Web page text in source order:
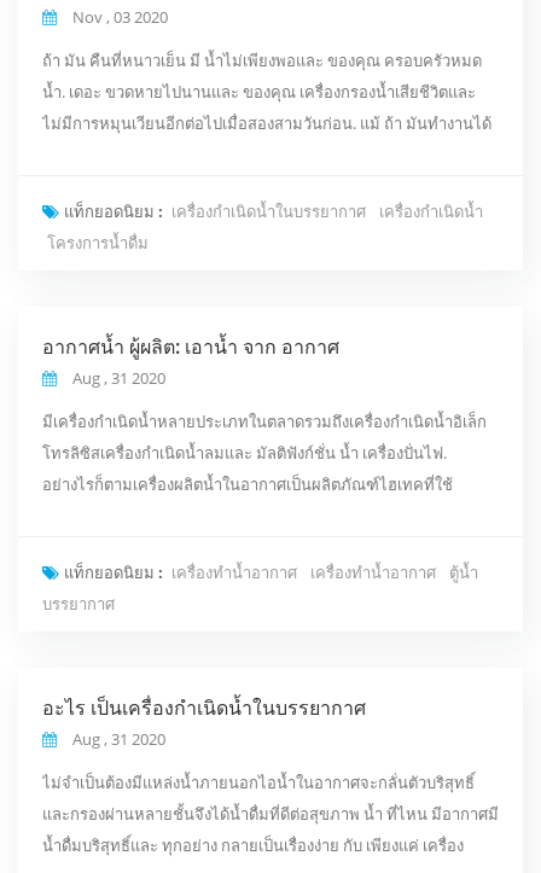
Nov , 03 2020
ถ้า มัน คืนที่หนาวเย็น มี น้ำไม่เพียงพอและ ของคุณ ครอบครัวหมด
น้ำ. เดอะ ขวดหายไปนานและ ของคุณ เครื่องกรองน้ำเสียชีวิตและ
ไม่มีการหมุนเวียนอีกต่อไปเมื่อสองสามวันก่อน. แม้ ถ้า มันทำงานได้
คุณ คิด คุณ พร้อมสำหรับทุกสิ่ง แต่ปรากฎว่า คุณ ควร ใช้จ่ายเงินมาก
ขึ้นก...
แท็กยอดนิยม : เครื่องกำเนิดน้ำในบรรยากาศ
เครื่องกำเนิดน้ำ
โครงการน้ำดื่ม
อากาศน้ำ ผู้ผลิต: เอาน้ำ จาก อากาศ
Aug , 31 2020
มีเครื่องกำเนิดน้ำหลายประเภทในตลาดรวมถึงเครื่องกำเนิดน้ำอิเล็ก
โทรลิซิสเครื่องกำเนิดน้ำลมและ มัลติฟังก์ชั่น น้ำ เครื่องปั่นไฟ.
อย่างไรก็ตามเครื่องผลิตน้ำในอากาศเป็นผลิตภัณฑ์ไฮเทคที่ใช้
อากาศผ่านอุปกรณ์พิเศษภายในเครื่องและใช้คอมเพรสเซอร์เพื่อกลั่น
ตัวและรวบรวมอากาศ เข้าสู่ น้...
แท็กยอดนิยม : เครื่องทำน้ำอากาศ เครื่องทำน้ำอากาศ
ตู้น้ำ
บรรยากาศ
อะไร เป็นเครื่องกำเนิดน้ำในบรรยากาศ
Aug , 31 2020
ไม่จำเป็นต้องมีแหล่งน้ำภายนอกไอน้ำในอากาศจะกลั่นตัวบริสุทธิ์
และกรองผ่านหลายชั้นจึงได้น้ำดื่มที่ดีต่อสุขภาพ น้ำ ที่ไหน มีอากาศมี
น้ำดื่มบริสุทธิ์และ ทุกอย่าง กลายเป็นเรื่องง่าย กับ เพียงแค่ เครื่อง